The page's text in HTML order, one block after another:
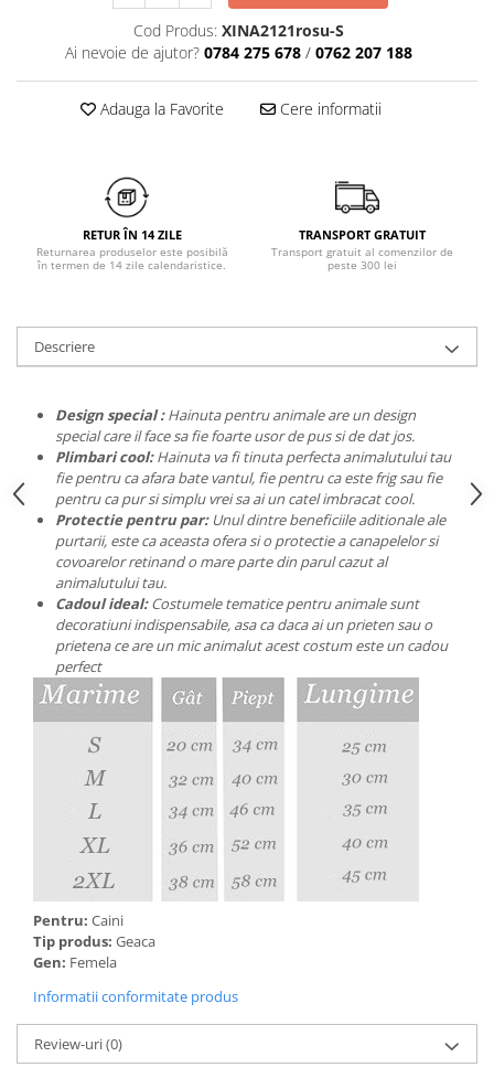
Dresuri
Chiloți clasici
Chiloți tanga
Pret unic 9.99 Lei
Seturi și Compleuri
Cod Produs: XINA2121rosu-S
Ai nevoie de ajutor? 0784 275 678 / 0762 207 188
Adauga la Favorite Cere informatii
RETUR ÎN 14 ZILE
Returnarea produselor este posibilă
în termen de 14 zile calendaristice.
TRANSPORT GRATUIT
Transport gratuit al comenzilor de
peste 300 lei
Descriere
Design special :Hainuta pentru animale are un design
special care il face sa fie foarte usor de pus si de dat jos.
Plimbari cool:Hainuta va fi tinuta perfecta animalutului tau
fie pentru ca afara bate vantul, fie pentru ca este frig sau fie
pentru ca pur si simplu vrei sa ai un catel imbracat cool.
Protectie pentru par:Unul dintre beneficiile aditionale ale
purtarii, este ca aceasta ofera si o protectie a canapelelor si
covoarelor retinand o mare parte din parul cazut al
animalutului tau.
Cadoul ideal:Costumele tematice pentru animale sunt
decoratiuni indispensabile, asa ca daca ai un prieten sau o
prietena ce are un mic animalut acest costum este un cadou
perfect
Pentru: Caini
Tip produs: Geaca
Gen: Femela
Informatii conformitate produs
Review-uri(0)